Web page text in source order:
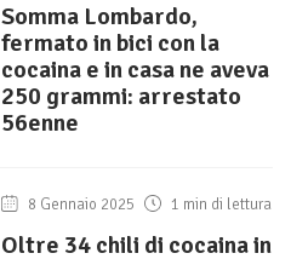
Somma Lombardo,
fermato in bici con la
cocaina e in casa ne aveva
250 grammi: arrestato
56enne
8 Gennaio 2025 1 min di lettura
Oltre 34 chili di cocaina in